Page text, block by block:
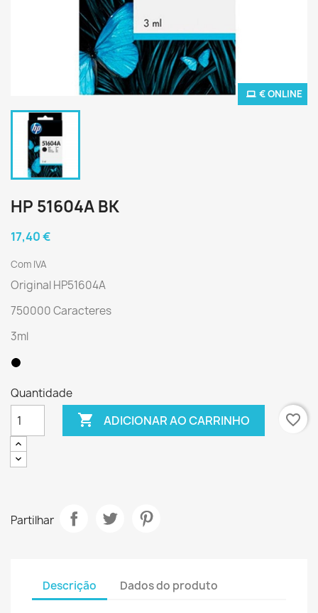
€ ONLINE
HP 51604A BK
17,40 €
Com IVA
Original HP51604A
750000 Caracteres
3ml
Quantidade
 ADICIONAR AO CARRINHO favorite_border
Partilhar
Descrição Dados do produto